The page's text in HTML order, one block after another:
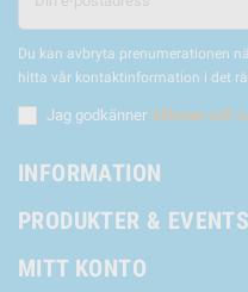
Du kan avbryta prenumerationen
hitta vår kontaktinformation i det
Jag godkänner villkoren och
INFORMATION
PRODUKTER & EVENTS
MITT KONTO